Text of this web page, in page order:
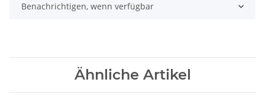
Benachrichtigen, wenn verfügbar
Ähnliche Artikel